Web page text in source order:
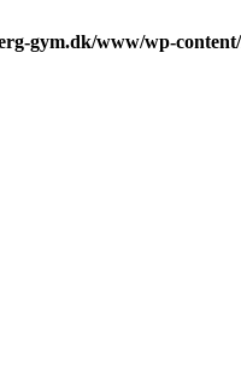
gym.dk/www/wp-